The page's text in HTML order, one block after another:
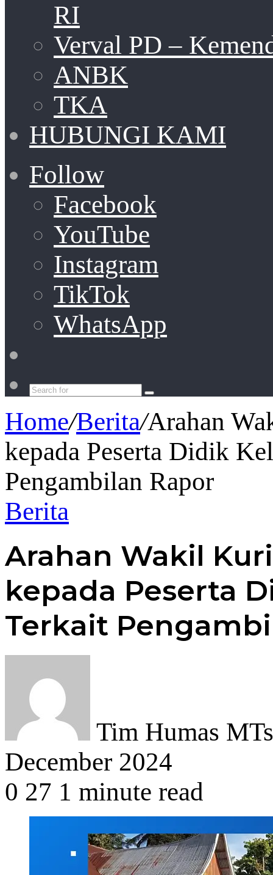
RI
Verval PD –
ANBK
TKA
HUBUNGI KAMI
Follow
Facebook
YouTube
Instagram
TikTok
WhatsApp
Search
Home/Berita/Arahan
kepada Peserta Didik
Pengambilan Rapor
Berita
Arahan Wakil
kepada Peserta
Terkait
Tim Humas
December 2024
0 27 1 minute read